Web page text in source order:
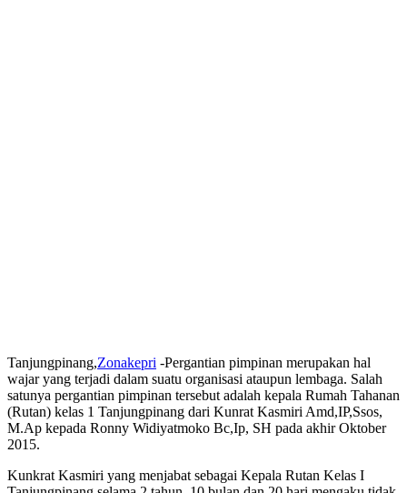
Tanjungpinang,Zonakepri -Pergantian pimpinan merupakan hal
wajar yang terjadi dalam suatu organisasi ataupun lembaga. Salah
satunya pergantian pimpinan tersebut adalah kepala Rumah Tahanan
(Rutan) kelas 1 Tanjungpinang dari Kunrat Kasmiri Amd,IP,Ssos,
M.Ap kepada Ronny Widiyatmoko Bc,Ip, SH pada akhir Oktober
2015.
Kunkrat Kasmiri yang menjabat sebagai Kepala Rutan Kelas I